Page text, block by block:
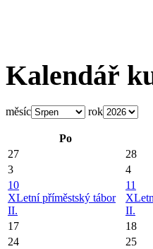
Kalendář
měsíc rok
Po
27
28
3
4
10
XLetní příměstský tábor
II.
11
X
II.
17
18
24
25